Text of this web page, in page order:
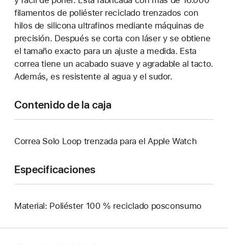
filamentos de poliéster reciclado trenzados con
hilos de silicona ultrafinos mediante máquinas de
precisión. Después se corta con láser y se obtiene
el tamaño exacto para un ajuste a medida. Esta
correa tiene un acabado suave y agradable al tacto.
Además, es resistente al agua y el sudor.
Contenido de la caja
Correa Solo Loop trenzada para el Apple Watch
Especificaciones
Material: Poliéster 100 % reciclado posconsumo